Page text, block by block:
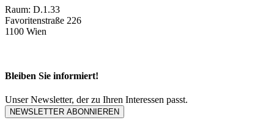
Raum: D.1.33
Favoritenstraße 226
1100 Wien
Bleiben Sie informiert!
Unser Newsletter, der zu Ihren Interessen passt.
NEWSLETTER ABONNIEREN